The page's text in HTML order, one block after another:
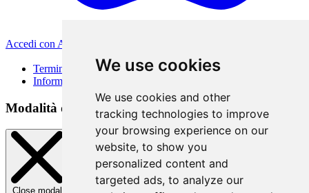
We use cookies
We use cookies and other
tracking technologies to improve
your browsing experience on our
website, to show you
personalized content and
targeted ads, to analyze our
Accedi con Apple
Termini di Utilizzo
Informativa sulla privacy
Modalità di accesso
Close modal